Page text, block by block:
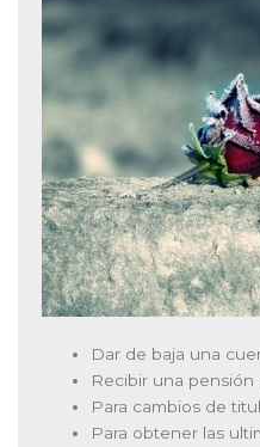
Dar de baja una
Recibir una pensión
Para cambios de
Para obtener las